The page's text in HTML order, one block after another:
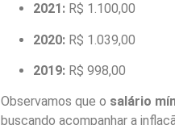
2021:R$ 1.100,00
2020:R$ 1.039,00
2019:R$ 998,00
Observamos que o salário
buscando acompanhar a